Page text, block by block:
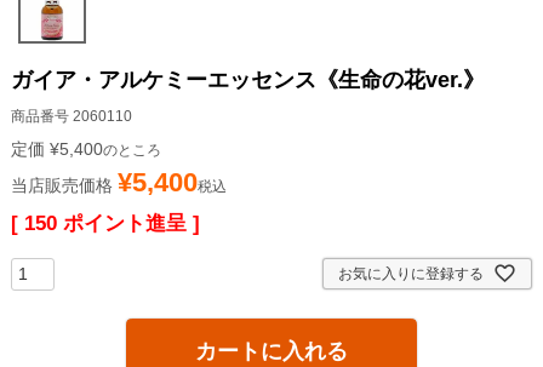
ガイア・アルケミーエッセンス《生命の花ver.》
商品番号 2060110
定価 ¥5,400のところ
当店販売価格 ¥5,400税込
[ 150 ポイント進呈 ]
お気に入りに登録する
カートに入れる